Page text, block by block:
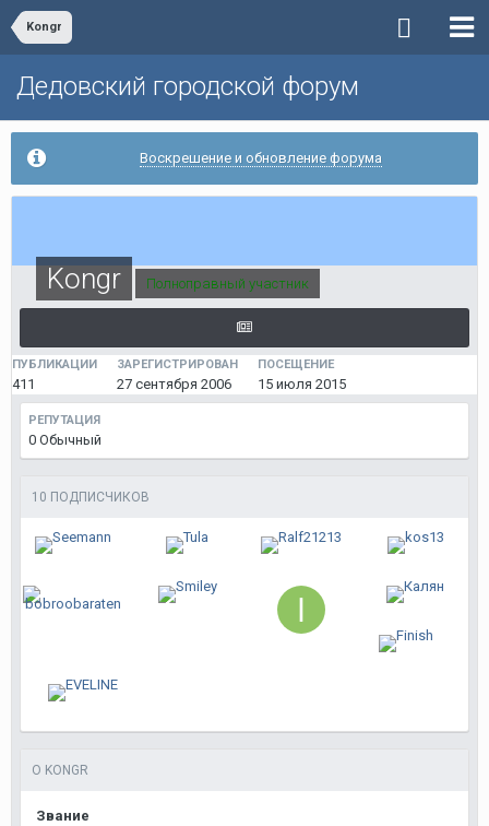
Kongr
Дедовский городской форум
Воскрешение и обновление форума
Kongr Полноправный участник
ПУБЛИКАЦИИ
411
ЗАРЕГИСТРИРОВАН
27 сентября 2006
ПОСЕЩЕНИЕ
15 июля 2015
РЕПУТАЦИЯ
0 Обычный
10 ПОДПИСЧИКОВ
О KONGR
Звание